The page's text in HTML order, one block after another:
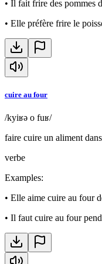
• Il fait frire des pommes
• Elle préfère frire le
cuire au four
/kyiʁə o fuʁ/
faire cuire un aliment
verbe
Examples:
• Elle aime cuire au four
• Il faut cuire au four